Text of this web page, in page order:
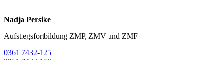
Nadja Persike
Aufstiegsfortbildung ZMP, ZMV und ZMF
0361 7432-125